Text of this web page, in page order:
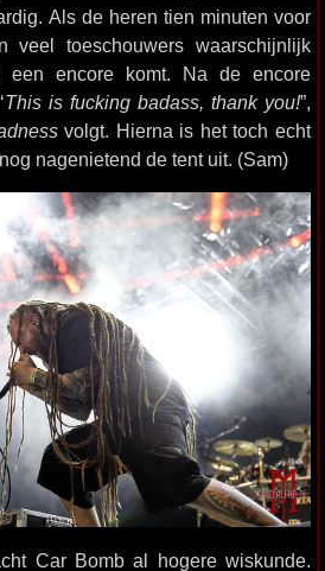
Als de heren tien minuten voor
veel toeschouwers waarschijnlijk
encore komt. Na de encore
This is fucking badass, thank you!”,
volgt. Hierna is het toch echt
nagenietend de tent uit. (Sam)
Car Bomb al hogere wiskunde.